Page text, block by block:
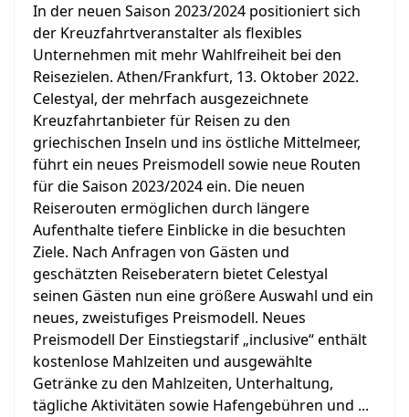
In der neuen Saison 2023/2024 positioniert sich
der Kreuzfahrtveranstalter als flexibles
Unternehmen mit mehr Wahlfreiheit bei den
Reisezielen. Athen/Frankfurt, 13. Oktober 2022.
Celestyal, der mehrfach ausgezeichnete
Kreuzfahrtanbieter für Reisen zu den
griechischen Inseln und ins östliche Mittelmeer,
führt ein neues Preismodell sowie neue Routen
für die Saison 2023/2024 ein. Die neuen
Reiserouten ermöglichen durch längere
Aufenthalte tiefere Einblicke in die besuchten
Ziele. Nach Anfragen von Gästen und
geschätzten Reiseberatern bietet Celestyal
seinen Gästen nun eine größere Auswahl und ein
neues, zweistufiges Preismodell. Neues
Preismodell Der Einstiegstarif „inclusive“ enthält
kostenlose Mahlzeiten und ausgewählte
Getränke zu den Mahlzeiten, Unterhaltung,
tägliche Aktivitäten sowie Hafengebühren und ...